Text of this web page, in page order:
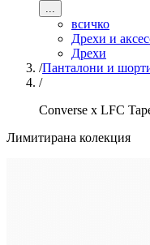
...
всичко
Дрехи и
Дрехи
/Панталони и
/
Converse x LFC
Лимитирана колекция